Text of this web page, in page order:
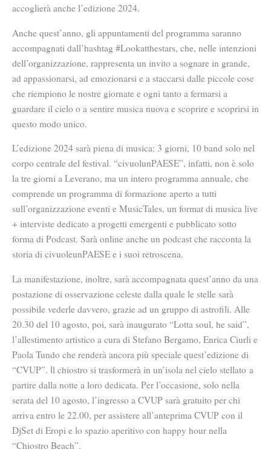
accoglierà anche l’edizione 2024.
Anche quest’anno, gli appuntamenti del programma saranno
accompagnati dall’hashtag #Lookatthestars, che, nelle intenzioni
dell’organizzazione, rappresenta un invito a sognare in grande,
ad appassionarsi, ad emozionarsi e a staccarsi dalle piccole cose
che riempiono le nostre giornate e ogni tanto a fermarsi a
guardare il cielo o a sentire musica nuova e scoprire e scoprirsi in
questo modo unico.
L’edizione 2024 sarà piena di musica: 3 giorni, 10 band solo nel
corpo centrale del festival. “civuolunPAESE”, infatti, non è solo
la tre giorni a Leverano, ma un intero programma annuale, che
comprende un programma di formazione aperto a tutti
sull’organizzazione eventi e MusicTales, un format di musica live
+ interviste dedicato a progetti emergenti e pubblicato sotto
forma di Podcast. Sarà online anche un podcast che racconta la
storia di civuoleunPAESE e i suoi retroscena.
La manifestazione, inoltre, sarà accompagnata quest’anno da una
postazione di osservazione celeste dalla quale le stelle sarà
possibile vederle davvero, grazie ad un gruppo di astrofili. Alle
20.30 del 10 agosto, poi, sarà inaugurato “Lotta soul, he said”,
l’allestimento artistico a cura di Stefano Bergamo, Enrica Ciurli e
Paola Tundo che renderà ancora più speciale quest’edizione di
“CVUP”. Il chiostro si trasformerà in un’isola nel cielo stellato a
partire dalla notte a loro dedicata. Per l’occasione, solo nella
serata del 10 agosto, l’ingresso a CVUP sarà gratuito per chi
arriva entro le 22.00, per assistere all’anteprima CVUP con il
DjSet di Eropi e lo spazio aperitivo con happy hour nella
“Chiostro Beach”.